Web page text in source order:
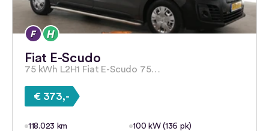
Fiat E-Scudo
75 kWh L2H1 Fiat E-Scudo 75…
€ 373,-
118.023 km
100 kW (136 pk)